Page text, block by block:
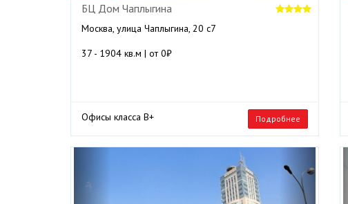
БЦ Дом Чаплыгина
Москва, улица Чаплыгина, 20 с7
37 - 1904 кв.м | от 0₽
Офисы класса B+ Подробнее